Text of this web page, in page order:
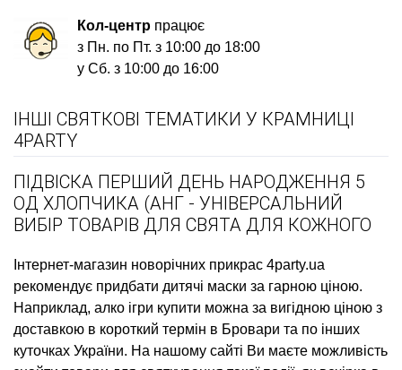
Кол-центр працює
з Пн. по Пт. з 10:00 до 18:00
у Сб. з 10:00 до 16:00
ІНШІ СВЯТКОВІ ТЕМАТИКИ У КРАМНИЦІ
4PARTY
ПІДВІСКА ПЕРШИЙ ДЕНЬ НАРОДЖЕННЯ 5
ОД ХЛОПЧИКА (АНГ - УНІВЕРСАЛЬНИЙ
ВИБІР ТОВАРІВ ДЛЯ СВЯТА ДЛЯ КОЖНОГО
Інтернет-магазин новорічних прикрас 4party.ua
рекомендує придбати дитячі маски за гарною ціною.
Наприклад, алко ігри купити можна за вигідною ціною з
доставкою в короткий термін в Бровари та по інших
куточках України. На нашому сайті Ви маєте можливість